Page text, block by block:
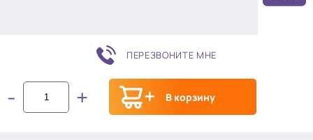
ПЕРЕЗВОНИТЕ МНЕ
- + В корзину